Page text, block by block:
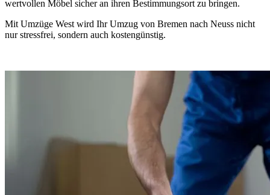
wertvollen Möbel sicher an ihren Bestimmungsort zu bringen.
Mit Umzüge West wird Ihr Umzug von Bremen nach Neuss nicht
nur stressfrei, sondern auch kostengünstig.